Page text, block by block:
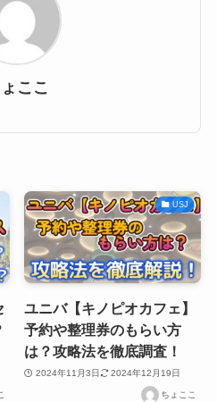
ここ
USJ
ユニバ【キノピオカフェ】
予約や整理券のもらい方
は？攻略法を徹底調査！
2024年11月3日 2024年12月19日
ちょここ